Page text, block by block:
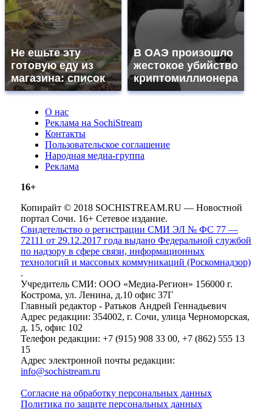
Не ешьте эту
готовую еду из
магазина: список
В ОАЭ произошло
жестокое убийство
криптомиллионера
О нас
Реклама на SochiStream
Контакты
Пользовательское соглашение
Народная медиа-группа
Реклама
16+
Копирайт © 2018 SOCHISTREAM.RU — Новостной
портал Сочи. 16+ Сетевое издание.
Свидетельство о регистрации СМИ ЭЛ № ФС 77 —
72111 от 29.12.2017 года выдано Федеральной службой
по надзору в сфере связи, информационных
технологий и массовых коммуникаций (Роскомнадзор)
.
Учредитель СМИ: ООО «Медиа-Регион» 156000 г.
Кострома, ул. Ленина, д.10 офис 37Г
Главный редактор - Ратьков Андрей Геннадьевич
Адрес редакции: 354002, г. Сочи, улица Черноморская,
д. 15, офис 102
Телефон редакции: +7 (915) 908 33 00, +7 (862) 555 13
15
Адрес электронной почты редакции:
info@sochistream.ru
Согласие на обработку персональных данных
Политика по защите персональных данных